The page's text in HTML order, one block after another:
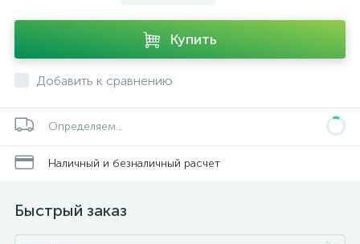
Купить
Добавить к сравнению
Определяем...
Наличный и безналичный расчет
Быстрый заказ